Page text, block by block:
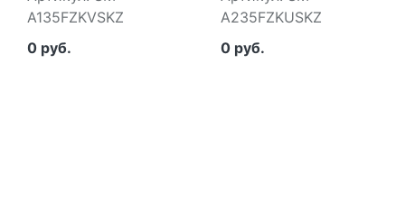
A135FZKVSKZ
0 руб.
A235FZKUSKZ
0 руб.